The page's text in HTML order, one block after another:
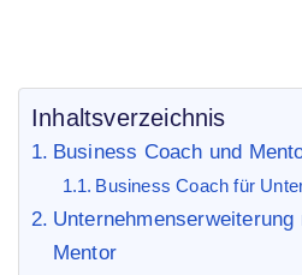
Inhaltsverzeichnis
Business Coach und
Business Coach für
Mentor